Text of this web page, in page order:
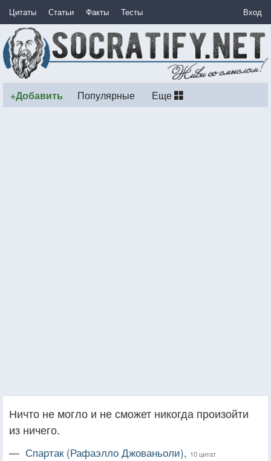
Цитаты Статьи Факты Тесты Вход
+Добавить Популярные Еще
Ничто не могло и не сможет никогда произойти
из ничего.
— Спартак (Рафаэлло Джованьоли), 10 цитат